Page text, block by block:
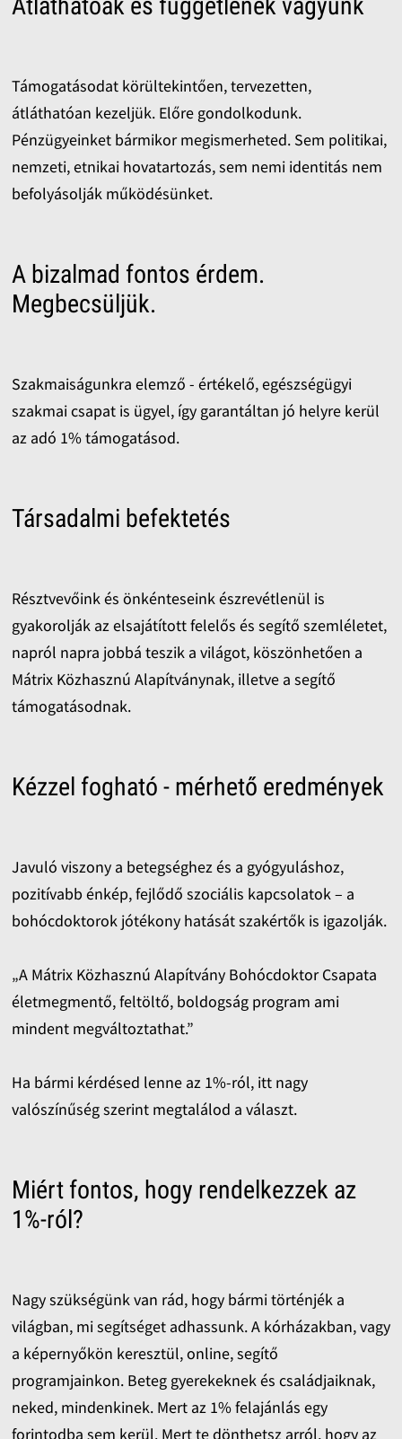
Támogatásodat körültekintően, tervezetten,
átláthatóan kezeljük. Előre gondolkodunk.
Pénzügyeinket bármikor megismerheted. Sem politikai,
nemzeti, etnikai hovatartozás, sem nemi identitás nem
befolyásolják működésünket.
A bizalmad fontos érdem.
Megbecsüljük.
Szakmaiságunkra elemző - értékelő, egészségügyi
szakmai csapat is ügyel, így garantáltan jó helyre kerül
az adó 1% támogatásod.
Társadalmi befektetés
Résztvevőink és önkénteseink észrevétlenül is
gyakorolják az elsajátított felelős és segítő szemléletet,
napról napra jobbá teszik a világot, köszönhetően a
Mátrix Közhasznú Alapítványnak, illetve a segítő
támogatásodnak.
Kézzel fogható - mérhető eredmények
Javuló viszony a betegséghez és a gyógyuláshoz,
pozitívabb énkép, fejlődő szociális kapcsolatok – a
bohócdoktorok jótékony hatását szakértők is igazolják.
„A Mátrix Közhasznú Alapítvány Bohócdoktor Csapata
életmegmentő, feltöltő, boldogság program ami
mindent megváltoztathat.”
Ha bármi kérdésed lenne az 1%-ról, itt nagy
valószínűség szerint megtalálod a választ.
Miért fontos, hogy rendelkezzek az
1%-ról?
Nagy szükségünk van rád, hogy bármi történjék a
világban, mi segítséget adhassunk. A kórházakban, vagy
a képernyőkön keresztül, online, segítő
programjainkon. Beteg gyerekeknek és családjaiknak,
neked, mindenkinek. Mert az 1% felajánlás egy
forintodba sem kerül. Mert te dönthetsz arról, hogy az